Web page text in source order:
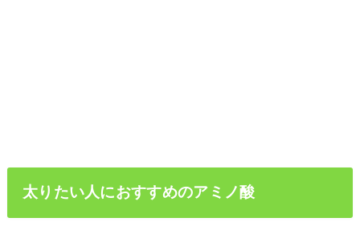
太りたい人におすすめのアミノ酸